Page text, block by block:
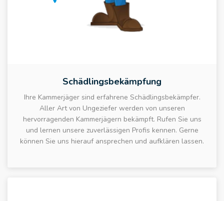
Schädlingsbekämpfung
Ihre Kammerjäger sind erfahrene Schädlingsbekämpfer.
Aller Art von Ungeziefer werden von unseren
hervorragenden Kammerjägern bekämpft. Rufen Sie uns
und lernen unsere zuverlässigen Profis kennen. Gerne
können Sie uns hierauf ansprechen und aufklären lassen.